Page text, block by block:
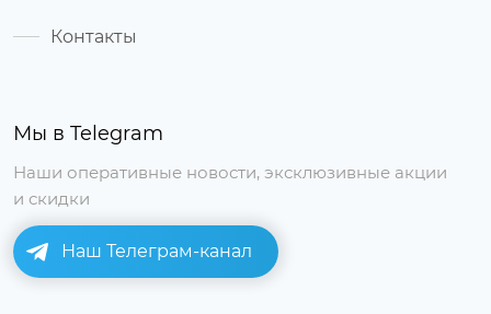
Мы в Telegram
Наши оперативные новости, эксклюзивные акции
и скидки
Наш Телеграм-канал
Контакты